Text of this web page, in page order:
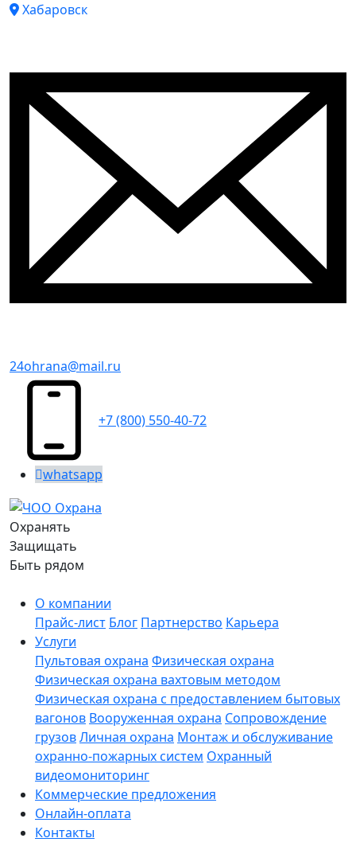
Хабаровск
24ohrana@mail.ru
+7 (800) 550-40-72
whatsapp
Охранять
Защищать
Быть рядом
О компании
Прайс-лист Блог Партнерство Карьера
Услуги
Пультовая охрана Физическая охрана
Физическая охрана вахтовым методом
Физическая охрана с предоставлением бытовых
вагонов Вооруженная охрана Сопровождение
грузовЛичная охрана Монтаж и обслуживание
охранно-пожарных систем Охранный
видеомониторинг
Коммерческие предложения
Онлайн-оплата
Контакты